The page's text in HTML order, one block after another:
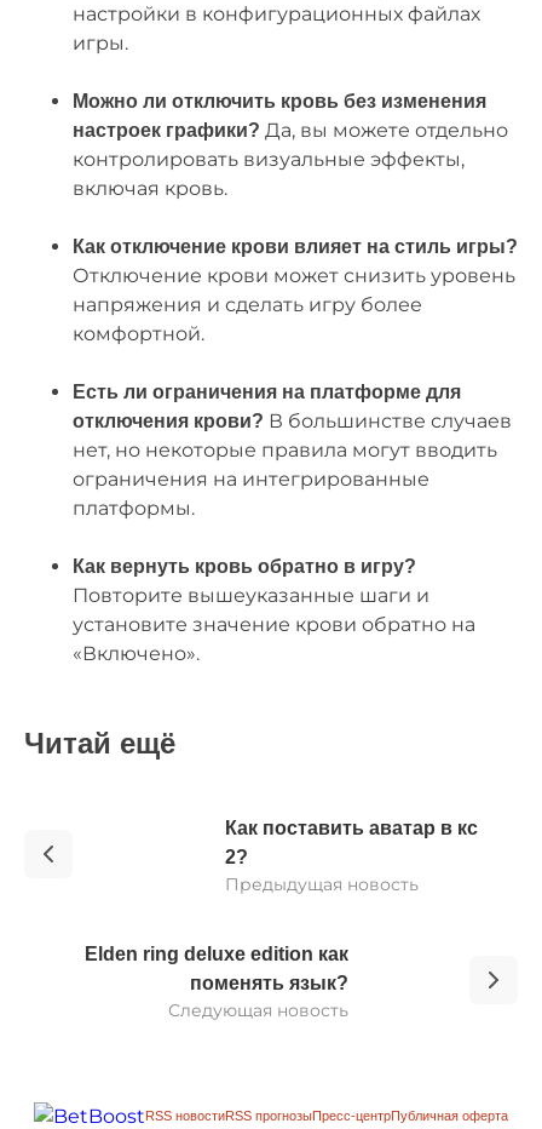
настройки в конфигурационных файлах
игры.
Можно ли отключить кровь без изменения
настроек графики? Да, вы можете отдельно
контролировать визуальные эффекты,
включая кровь.
Как отключение крови влияет на стиль игры?
Отключение крови может снизить уровень
напряжения и сделать игру более
комфортной.
Есть ли ограничения на платформе для
отключения крови? В большинстве случаев
нет, но некоторые правила могут вводить
ограничения на интегрированные
платформы.
Как вернуть кровь обратно в игру?
Повторите вышеуказанные шаги и
установите значение крови обратно на
«Включено».
Читай ещё
Как поставить аватар в кс
2?
Предыдущая новость
Elden ring deluxe edition как
поменять язык?
Следующая новость
RSS новостиRSS прогнозыПресс-центрПубличная оферта